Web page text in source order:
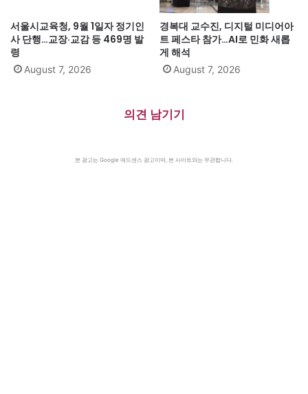
서울시교육청, 9월 1일자 정기인
사 단행…교장·교감 등 469명 발
령
August 7, 2026
경복대 교수진, 디지털 미디어아
트 페스타 참가…AI로 민화 새롭
게 해석
August 7, 2026
의견 남기기
본 광고는 Google 애드센스 광고이며, 본 사이트와는 무관합니다.